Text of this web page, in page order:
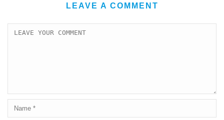
LEAVE A COMMENT